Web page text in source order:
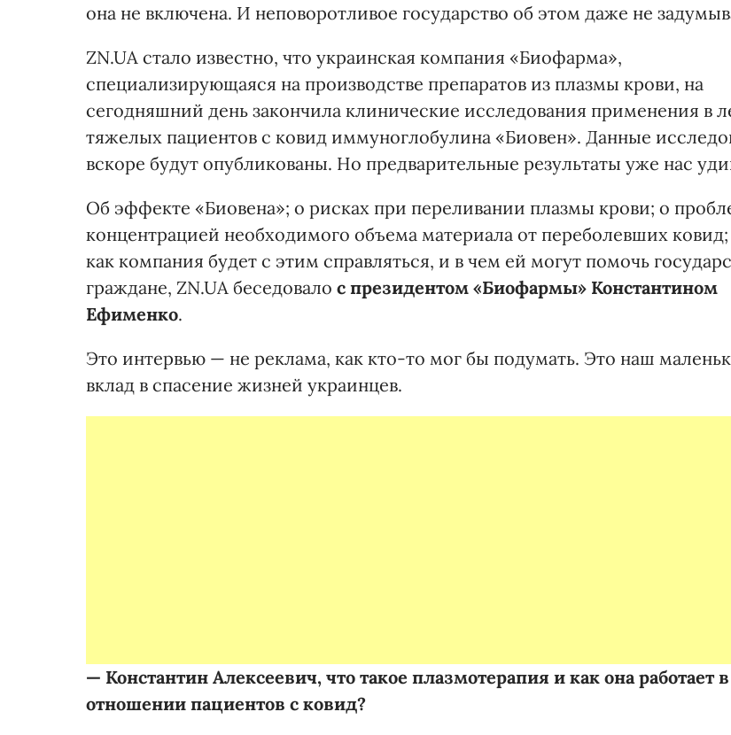
она не включена. И неповоротливое государство об этом даже не
ZN.UA стало известно, что украинская компания «Биофарма»,
специализирующаяся на производстве препаратов из плазмы крови, на
сегодняшний день закончила клинические исследования применения в
тяжелых пациентов с ковид иммуноглобулина «Биовен». Данные
вскоре будут опубликованы. Но предварительные результаты уже нас
Об эффекте «Биовена»; о рисках при переливании плазмы крови; о
концентрацией необходимого объема материала от переболевших
как компания будет с этим справляться, и в чем ей могут помочь
граждане, ZN.UA беседовало с президентом «Биофармы» Константином
Ефименко.
Это интервью — не реклама, как кто-то мог бы подумать. Это наш
вклад в спасение жизней украинцев.
— Константин Алексеевич, что такое плазмотерапия и как она работает в
отношении пациентов с ковид?